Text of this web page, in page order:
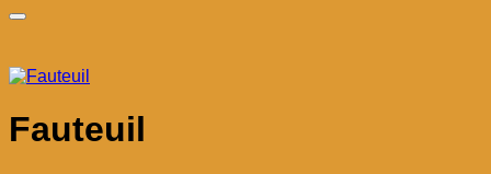
Fauteuil